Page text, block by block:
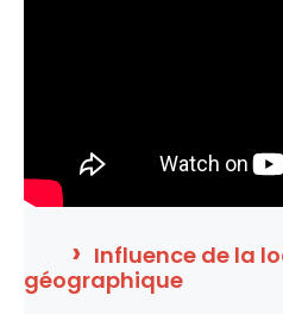
Influence de la
géographique